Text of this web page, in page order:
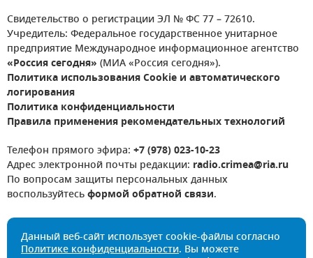
Свидетельство о регистрации ЭЛ № ФС 77 – 72610.
Учредитель: Федеральное государственное унитарное
предприятие Международное информационное агентство
«Россия сегодня» (МИА «Россия сегодня»).
Политика использования Cookie и автоматического
логирования
Политика конфиденциальности
Правила применения рекомендательных технологий
Телефон прямого эфира: +7 (978) 023-10-23
Адрес электронной почты редакции: radio.crimea@ria.ru
По вопросам защиты персональных данных
воспользуйтесьформой обратной связи.
Данный веб-сайт использует cookie-файлы согласно
Политике конфиденциальности. Вы можете